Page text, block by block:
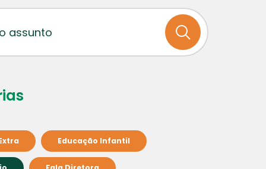
Educação Infantil